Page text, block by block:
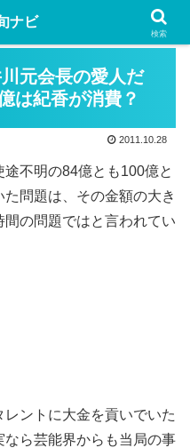
元会長の愛人だ
は紀香が消費？
2011.10.28
不明の84億とも100億と
問題は、その金額の大き
の問題ではと言われてい
ントに大金を貢いでいた
ら芸能界からも当局の事
ナビ
検索